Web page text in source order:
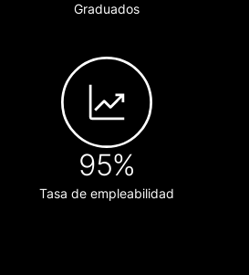
Graduados
95%
Tasa de empleabilidad